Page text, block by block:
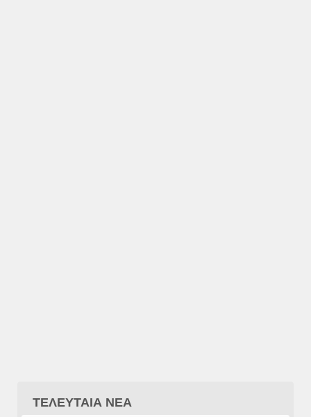
ΤΕΛΕΥΤΑΙΑ ΝΕΑ